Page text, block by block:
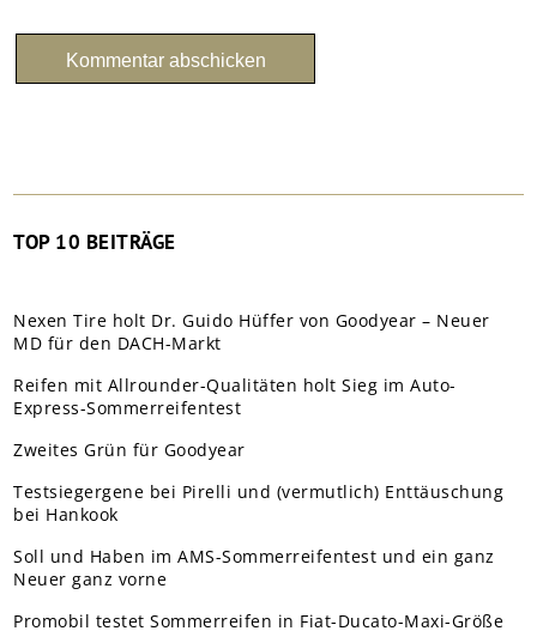
TOP 10 BEITRÄGE
Nexen Tire holt Dr. Guido Hüffer von Goodyear – Neuer
MD für den DACH-Markt
Reifen mit Allrounder-Qualitäten holt Sieg im Auto-
Express-Sommerreifentest
Zweites Grün für Goodyear
Testsiegergene bei Pirelli und (vermutlich) Enttäuschung
bei Hankook
Soll und Haben im AMS-Sommerreifentest und ein ganz
Neuer ganz vorne
Promobil testet Sommerreifen in Fiat-Ducato-Maxi-Größe